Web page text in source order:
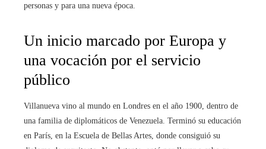
personas y para una nueva época.
Un inicio marcado por Europa y
una vocación por el servicio
público
Villanueva vino al mundo en Londres en el año 1900, dentro de
una familia de diplomáticos de Venezuela. Terminó su educación
en París, en la Escuela de Bellas Artes, donde consiguió su